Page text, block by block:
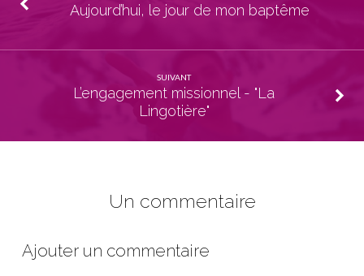
Aujourd’hui, le jour de mon baptême
SUIVANT
L’engagement missionnel - "La
Lingotière"
Un commentaire
Ajouter un commentaire